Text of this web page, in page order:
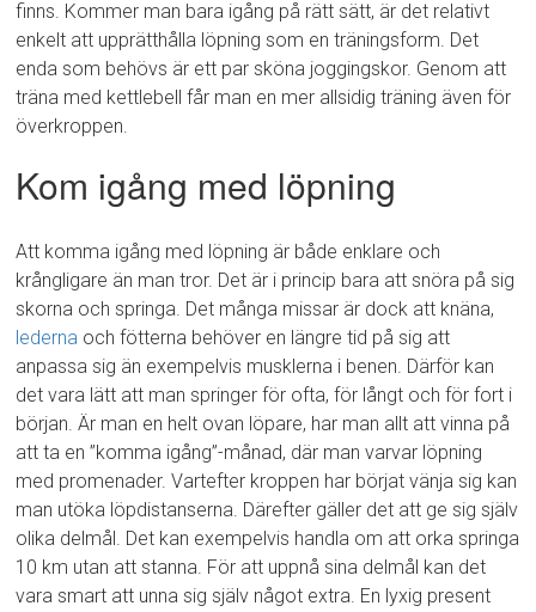
finns. Kommer man bara igång på rätt sätt, är det relativt
enkelt att upprätthålla löpning som en träningsform. Det
enda som behövs är ett par sköna joggingskor. Genom att
träna med kettlebell får man en mer allsidig träning även för
överkroppen.
Kom igång med löpning
Att komma igång med löpning är både enklare och
krångligare än man tror. Det är i princip bara att snöra på sig
skorna och springa. Det många missar är dock att knäna,
lederna och fötterna behöver en längre tid på sig att
anpassa sig än exempelvis musklerna i benen. Därför kan
det vara lätt att man springer för ofta, för långt och för fort i
början. Är man en helt ovan löpare, har man allt att vinna på
att ta en ”komma igång”-månad, där man varvar löpning
med promenader. Vartefter kroppen har börjat vänja sig kan
man utöka löpdistanserna. Därefter gäller det att ge sig själv
olika delmål. Det kan exempelvis handla om att orka springa
10 km utan att stanna. För att uppnå sina delmål kan det
vara smart att unna sig själv något extra. En lyxig present